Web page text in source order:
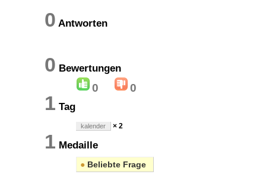
0 Antworten
0 Bewertungen
0 0
1 Tag
kalender × 2
1 Medaille
● Beliebte Frage